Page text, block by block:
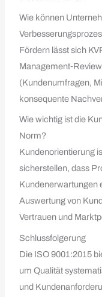
Wie können
Fördern lässt sich
(Kundenumfragen,
konsequente
Wie wichtig ist die
Norm?
Kundenorientierung
sicherstellen, dass
Kundenerwartungen
Auswertung von
Vertrauen und
Schlussfolgerung
Die ISO 9001:2015
um Qualität
und